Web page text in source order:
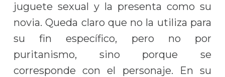
juguete sexual y la presenta como su
novia. Queda claro que no la utiliza para
su fin específico, pero no por
puritanismo, sino porque se
corresponde con el personaje. En su